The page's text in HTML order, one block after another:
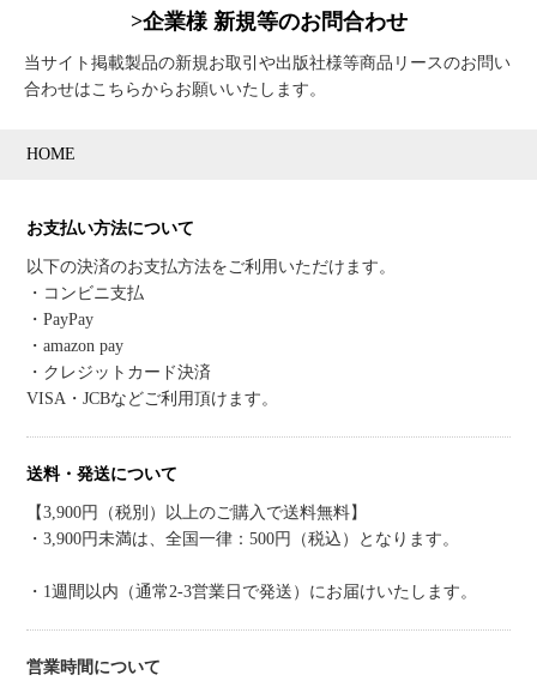
>企業様 新規等のお問合わせ
当サイト掲載製品の新規お取引や出版社様等商品リースのお問い
合わせはこちらからお願いいたします。
HOME
お支払い方法について
以下の決済のお支払方法をご利用いただけます。
・コンビニ支払
・PayPay
・amazon pay
・クレジットカード決済
VISA・JCBなどご利用頂けます。
送料・発送について
【3,900円（税別）以上のご購入で送料無料】
・3,900円未満は、全国一律：500円（税込）となります。
・1週間以内（通常2-3営業日で発送）にお届けいたします。
営業時間について